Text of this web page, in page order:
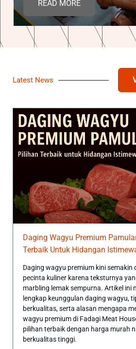
READ MORE
Latest News
Daging Wagyu Premium
Terbaik Untuk Hidangan
Daging wagyu premium kini semakin
pecinta kuliner karena teksturnya
marbling lemak sempurna. Artikel ini
lengkap keunggulan daging wagyu,
berkualitas, serta alasan mengapa
wagyu premium di Fadagi Meat
pilihan terbaik dengan harga murah
berkualitas tinggi.